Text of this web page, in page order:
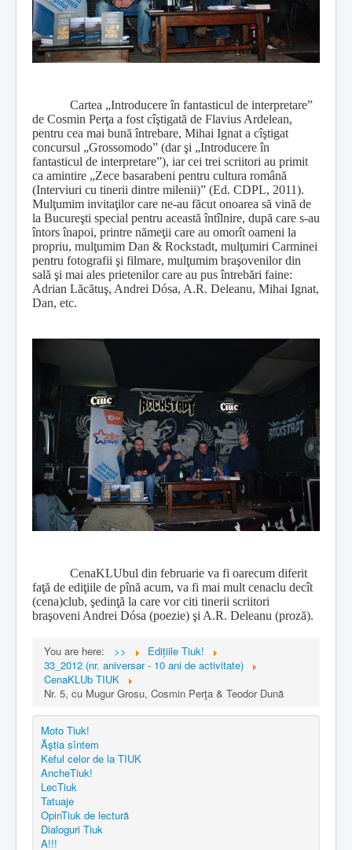
Cartea „Introducere în fantasticul de interpretare”
de Cosmin Perţa a fost cîştigată de Flavius Ardelean,
pentru cea mai bună întrebare, Mihai Ignat a cîştigat
concursul „Grossomodo” (dar şi „Introducere în
fantasticul de interpretare”), iar cei trei scriitori au primit
ca amintire „Zece basarabeni pentru cultura română
(Interviuri cu tinerii dintre milenii)” (Ed. CDPL, 2011).
Mulţumim invitaţilor care ne-au făcut onoarea să vină de
la Bucureşti special pentru această întîlnire, după care s-au
întors înapoi, printre nămeţii care au omorît oameni la
propriu, mulţumim Dan & Rockstadt, mulţumiri Carminei
pentru fotografii şi filmare, mulţumim braşovenilor din
sală şi mai ales prietenilor care au pus întrebări faine:
Adrian Lăcătuş, Andrei Dósa, A.R. Deleanu, Mihai Ignat,
Dan, etc.
CenaKLUbul din februarie va fi oarecum diferit
faţă de ediţiile de pînă acum, va fi mai mult cenaclu decît
(cena)club, şedinţă la care vor citi tinerii scriitori
braşoveni Andrei Dósa (poezie) şi A.R. Deleanu (proză).
You are here: >>
Edițiile Tiuk!
33_2012 (nr. aniversar - 10 ani de activitate)
CenaKLUb TIUK
Nr. 5, cu Mugur Grosu, Cosmin Perţa & Teodor Dună
Moto Tiuk!
Ăştia sîntem
Keful celor de la TIUK
AncheTiuk!
LecTiuk
Tatuaje
OpinTiuk de lectură
Dialoguri Tiuk
A!!!